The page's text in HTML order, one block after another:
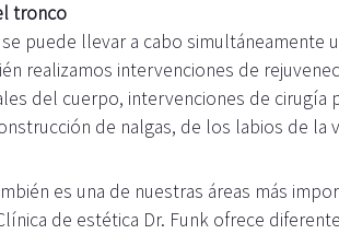
tronco
puede llevar a cabo simultáneamente
realizamos intervenciones de
del cuerpo, intervenciones de
de nalgas, de los labios de la
es una de nuestras áreas más
de estética Dr. Funk ofrece